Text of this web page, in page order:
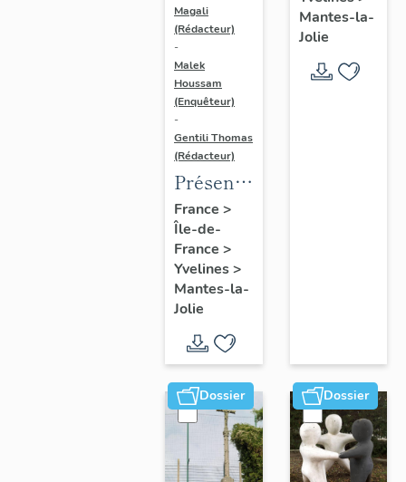
Magali
(Rédacteur)
-
Malek
Houssam
(Enquêteur)
-
Gentili Thomas
(Rédacteur)
Présentation
de
l'étude
France >
Île-de-
France >
Yvelines>
Mantes-la-
Jolie
Mantes-la-
Jolie
Dossier Dossier